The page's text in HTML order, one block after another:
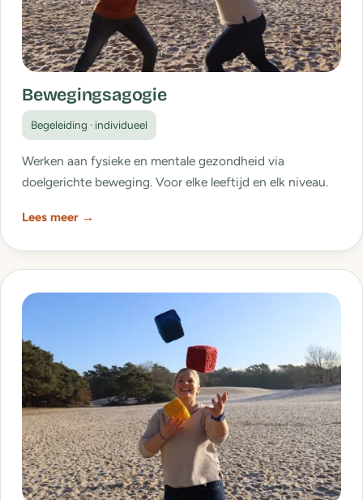
Bewegingsagogie
Begeleiding · individueel
Werken aan fysieke en mentale gezondheid via
doelgerichte beweging. Voor elke leeftijd en elk niveau.
Lees meer →